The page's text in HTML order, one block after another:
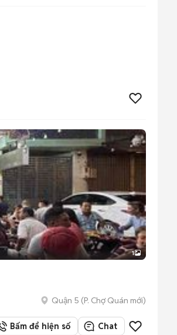
1
Quận 5 (P. Chợ Quán mới)
Bấm để hiện số Chat